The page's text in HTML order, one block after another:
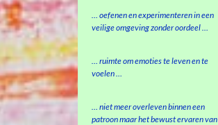
… oefenen en experimenteren in een
veilige omgeving zonder oordeel …
… ruimte om emoties te leven en te
voelen …
… niet meer overleven binnen een
patroon maar het bewust ervaren van